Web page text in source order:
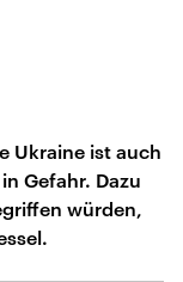
Ukraine ist auch
Gefahr. Dazu
würden,